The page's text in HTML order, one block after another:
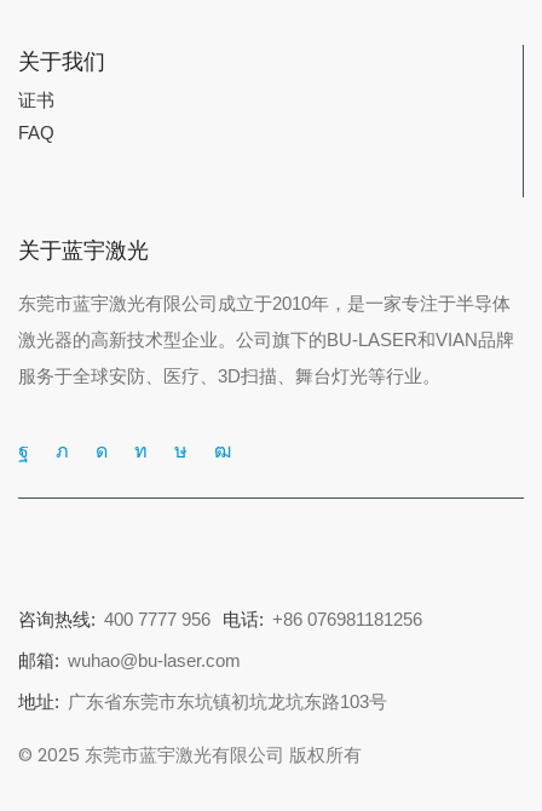
关于我们
证书
FAQ
关于蓝宇激光
东莞市蓝宇激光有限公司成立于2010年，是一家专注于半导体
激光器的高新技术型企业。公司旗下的BU-LASER和VIAN品牌
服务于全球安防、医疗、3D扫描、舞台灯光等行业。
咨询热线: 400 7777 956 电话: +86 076981181256
邮箱: wuhao@bu-laser.com
地址: 广东省东莞市东坑镇初坑龙坑东路103号
© 2025 东莞市蓝宇激光有限公司 版权所有